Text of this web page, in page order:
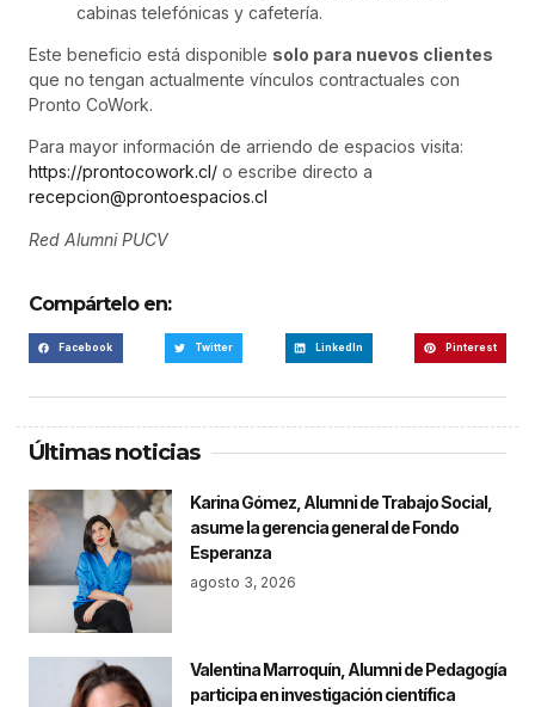
cabinas telefónicas y cafetería.
Este beneficio está disponible solo para nuevos clientes
que no tengan actualmente vínculos contractuales con
Pronto CoWork.
Para mayor información de arriendo de espacios visita:
https://prontocowork.cl/ o escribe directo a
recepcion@prontoespacios.cl
Red Alumni PUCV
Compártelo en:
Facebook Twitter LinkedIn Pinterest
Últimas noticias
Karina Gómez, Alumni de Trabajo Social,
asume la gerencia general de Fondo
Esperanza
agosto 3, 2026
Valentina Marroquín, Alumni de Pedagogía
participa en investigación científica